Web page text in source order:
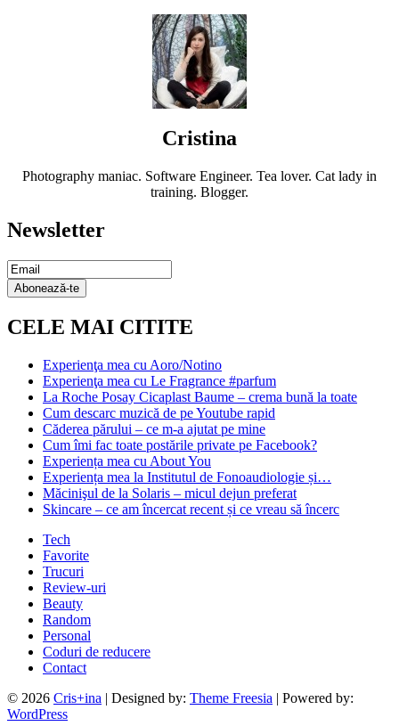
Cristina
Photography maniac. Software Engineer. Tea lover. Cat lady in
training. Blogger.
Newsletter
Email
Subscription
Abonează-te
CELE MAI CITITE
Experienţa mea cu Aoro/Notino
Experienţa mea cu Le Fragrance #parfum
La Roche Posay Cicaplast Baume – crema bună la toate
Cum descarc muzică de pe Youtube rapid
Căderea părului – ce m-a ajutat pe mine
Cum îmi fac toate postările private pe Facebook?
Experiența mea cu About You
Experiența mea la Institutul de Fonoaudiologie și…
Măcinişul de la Solaris – micul dejun preferat
Skincare – ce am încercat recent și ce vreau să încerc
Tech
Favorite
Trucuri
Review-uri
Beauty
Random
Personal
Coduri de reducere
Contact
© 2026 Cris+ina | Designed by: Theme Freesia | Powered by:
WordPress